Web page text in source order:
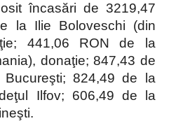
încasări de 3219,47
la Ilie Boloveschi (din
441,06 RON de la
donaţie; 847,43 de
Bucureşti; 824,49 de la
Ilfov; 606,49 de la